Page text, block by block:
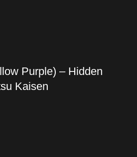
Purple) – Hidden
Kaisen